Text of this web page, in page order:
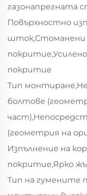
газонапрегната
Повърхностно
шток,Стоманени
покритие
Тип
болтове
(геометрия на
Изпълнение на
покритие,Ярко
Тип на гумените